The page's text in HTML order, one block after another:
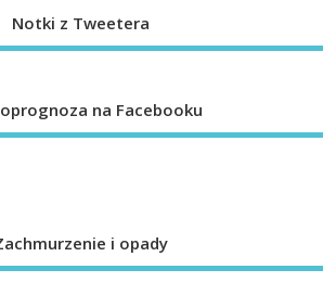
Notki z Tweetera
na Facebooku
i opady